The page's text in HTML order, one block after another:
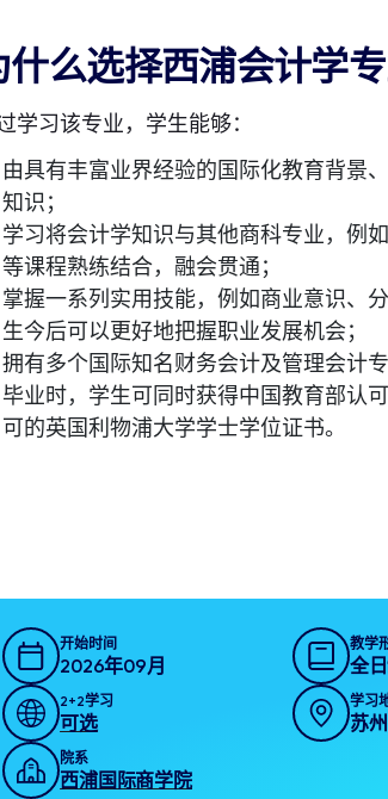
什么选择西浦会计学专
学习该专业，学生能够：
由具有丰富业界经验的国际化教育背景
知识；
学习将会计学知识与其他商科专业，例
等课程熟练结合，融会贯通；
掌握一系列实用技能，例如商业意识、
生今后可以更好地把握职业发展机会；
拥有多个国际知名财务会计及管理会计
毕业时，学生可同时获得中国教育部认
可的英国利物浦大学学士学位证书。
开始时间
2026年09月
教学
全
2+2学习
可选
学习
苏州
院系
西浦国际商学院